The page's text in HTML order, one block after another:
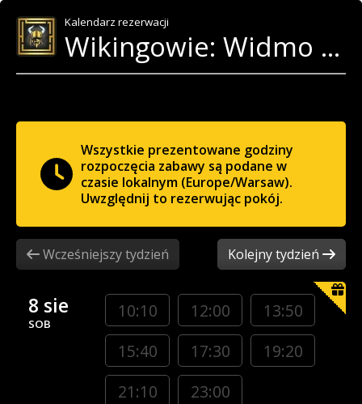
Kalendarz rezerwacji
Wikingowie: Widmo Ragnaröku
Wszystkie prezentowane godziny
rozpoczęcia zabawy są podane w
czasie lokalnym (Europe/Warsaw).
Uwzględnij to rezerwując pokój.
Wcześniejszy tydzień Kolejny tydzień
8 sie
SOB
10:10 12:00
13:50
15:40
17:30
19:20
21:10
23:00